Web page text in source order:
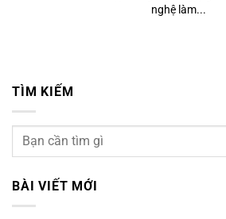
nghệ làm...
TÌM KIẾM
BÀI VIẾT MỚI